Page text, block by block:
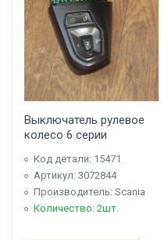
Выключатель рулевое
колесо 6 серии
Код детали: 15471
Артикул: 3072844
Производитель: Scania
Количество: 2шт.